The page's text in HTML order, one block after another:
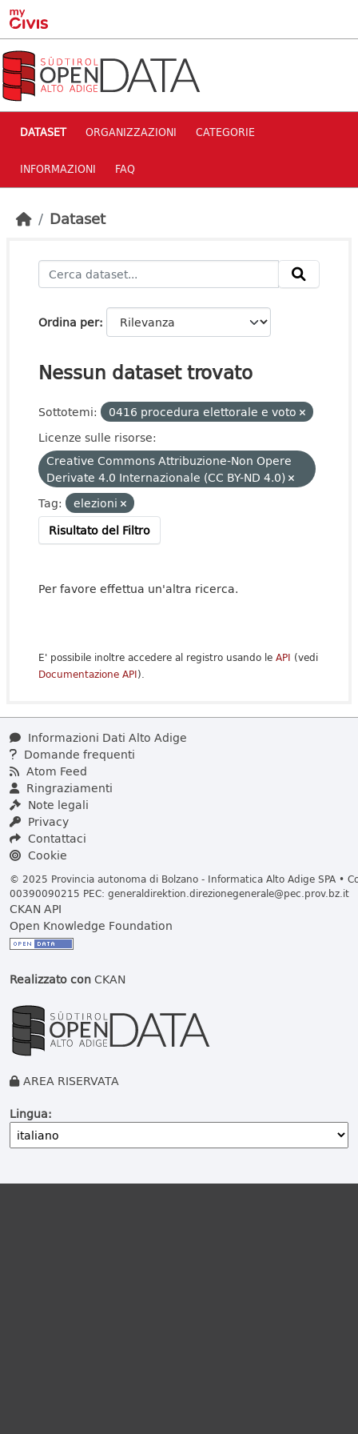
Skip to main content
DATASET ORGANIZZAZIONI CATEGORIE
INFORMAZIONI FAQ
Dataset
Ordina per
Nessun dataset trovato
Sottotemi:
0416 procedura elettorale e voto
Licenze sulle risorse:
Creative Commons Attribuzione-Non Opere
Derivate 4.0 Internazionale (CC BY-ND 4.0)
Tag:
elezioni
Risultato del Filtro
Per favore effettua un'altra ricerca.
E' possibile inoltre accedere al registro usando le API (vedi
Documentazione API).
Informazioni Dati Alto Adige
Domande frequenti
Atom Feed
Ringraziamenti
Note legali
Privacy
Contattaci
Cookie
© 2025 Provincia autonoma di Bolzano - Informatica Alto Adige SPA •
00390090215 PEC: generaldirektion.direzionegenerale@pec.prov.bz.it
CKAN API
Open Knowledge Foundation
Realizzato conCKAN
AREA RISERVATA
Lingua